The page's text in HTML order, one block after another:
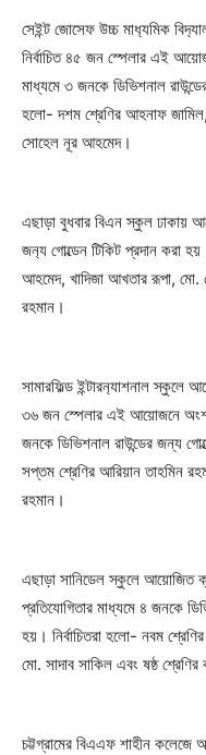
সেইন্ট জোসেফ উচ্চ মাধ‌্যমিক
নির্বাচিত ৪৫ জন স্পেলার এই
মাধ্যমে ৩ জনকে ডিভিশনাল
হলো- দশম শ্রেণির আহনাফ
সোহেল নূর আহমেদ।
এছাড়া বুধবার বিএন স্কুল ঢাকায়
জন‌্য গোল্ডেন টিকিট প্রদান করা
আহমেদ, খাদিজা আখতার রূপা,
রহমান।
সামারফিল্ড ইন্টার‌ন‌্যাশনাল স্কুলে
৩৬ জন স্পেলার এই আয়োজনে অংশ
জনকে ডিভিশনাল রাউন্ডের জন্য
সপ্তম শ্রেণির আরিয়ান তাহমিন
রহমান।
এছাড়া সানিডেল স্কুলে আয়োজিত
প্রতিযোগিতার মাধ্যমে ৪ জনকে
হয়। নির্বাচিতরা হলো- নবম
মো. সাদাব সাকিল এবং ষষ্ঠ
চট্টগ্রামের বিএএফ শাহীন কলেজে